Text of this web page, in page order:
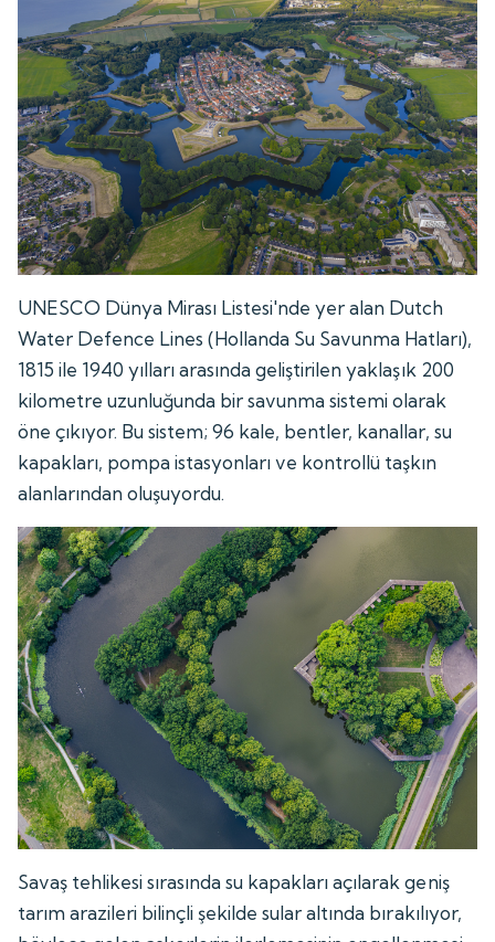
UNESCO Dünya Mirası Listesi'nde yer alan Dutch
Water Defence Lines (Hollanda Su Savunma Hatları),
1815 ile 1940 yılları arasında geliştirilen yaklaşık 200
kilometre uzunluğunda bir savunma sistemi olarak
öne çıkıyor. Bu sistem; 96 kale, bentler, kanallar, su
kapakları, pompa istasyonları ve kontrollü taşkın
alanlarından oluşuyordu.
Savaş tehlikesi sırasında su kapakları açılarak geniş
tarım arazileri bilinçli şekilde sular altında bırakılıyor,